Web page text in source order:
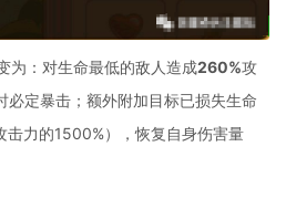
为：对生命最低的敌人造成260%攻
必定暴击；额外附加目标已损失生命
击力的1500%），恢复自身伤害量